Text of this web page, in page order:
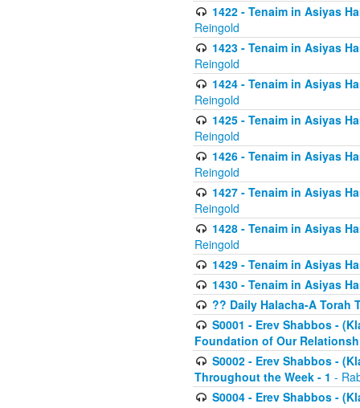
1422 - Tenaim in Asiyas
Reingold
1423 - Tenaim in Asiyas
Reingold
1424 - Tenaim in Asiyas
Reingold
1425 - Tenaim in Asiyas
Reingold
1426 - Tenaim in Asiyas
Reingold
1427 - Tenaim in Asiyas
Reingold
1428 - Tenaim in Asiyas
Reingold
1429 - Tenaim in Asiyas
1430 - Tenaim in Asiyas
?? Daily Halacha-A Torah
S0001 - Erev Shabbos -
Foundation of Our
S0002 - Erev Shabbos -
Throughout the Week - 1 -
S0004 - Erev Shabbos -